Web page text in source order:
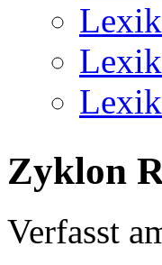
Zyklon
Verfasst